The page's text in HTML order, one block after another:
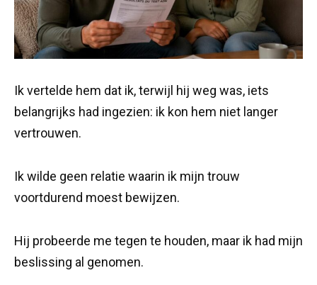
Ik vertelde hem dat ik, terwijl hij weg was, iets
belangrijks had ingezien: ik kon hem niet langer
vertrouwen.
Ik wilde geen relatie waarin ik mijn trouw
voortdurend moest bewijzen.
Hij probeerde me tegen te houden, maar ik had mijn
beslissing al genomen.